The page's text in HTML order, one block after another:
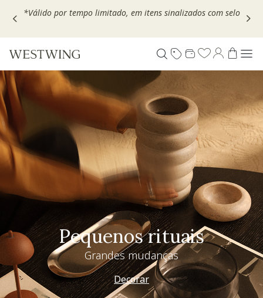
Escolha seu VOUCHER e ganhe até 30% OFF*: useMOVEL30,
Pequenos rituais
Grandes mudanças
Decorar